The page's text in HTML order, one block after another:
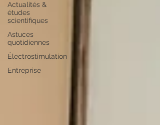
Actualités &
études
scientifiques
Astuces
quotidiennes
Électrostimulation
Entreprise